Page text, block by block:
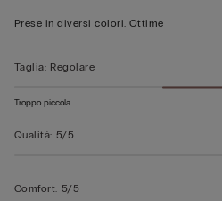
su
Prese in diversi colori. Ottime
Taglia: Regolare
Troppo piccola
Qualità: 5/5
Comfort: 5/5